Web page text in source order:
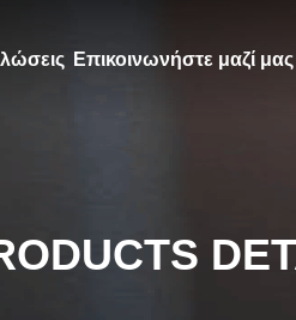
Επικοινωνήστε μαζί μας